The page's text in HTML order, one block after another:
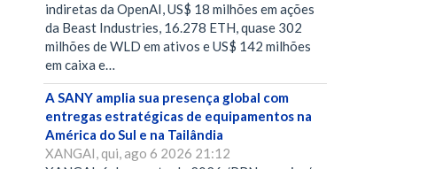
indiretas da OpenAI, US$ 18 milhões em ações
da Beast Industries, 16.278 ETH, quase 302
milhões de WLD em ativos e US$ 142 milhões
em caixa e…
A SANY amplia sua presença global com
entregas estratégicas de equipamentos na
América do Sul e na Tailândia
XANGAI, qui, ago 6 2026 21:12